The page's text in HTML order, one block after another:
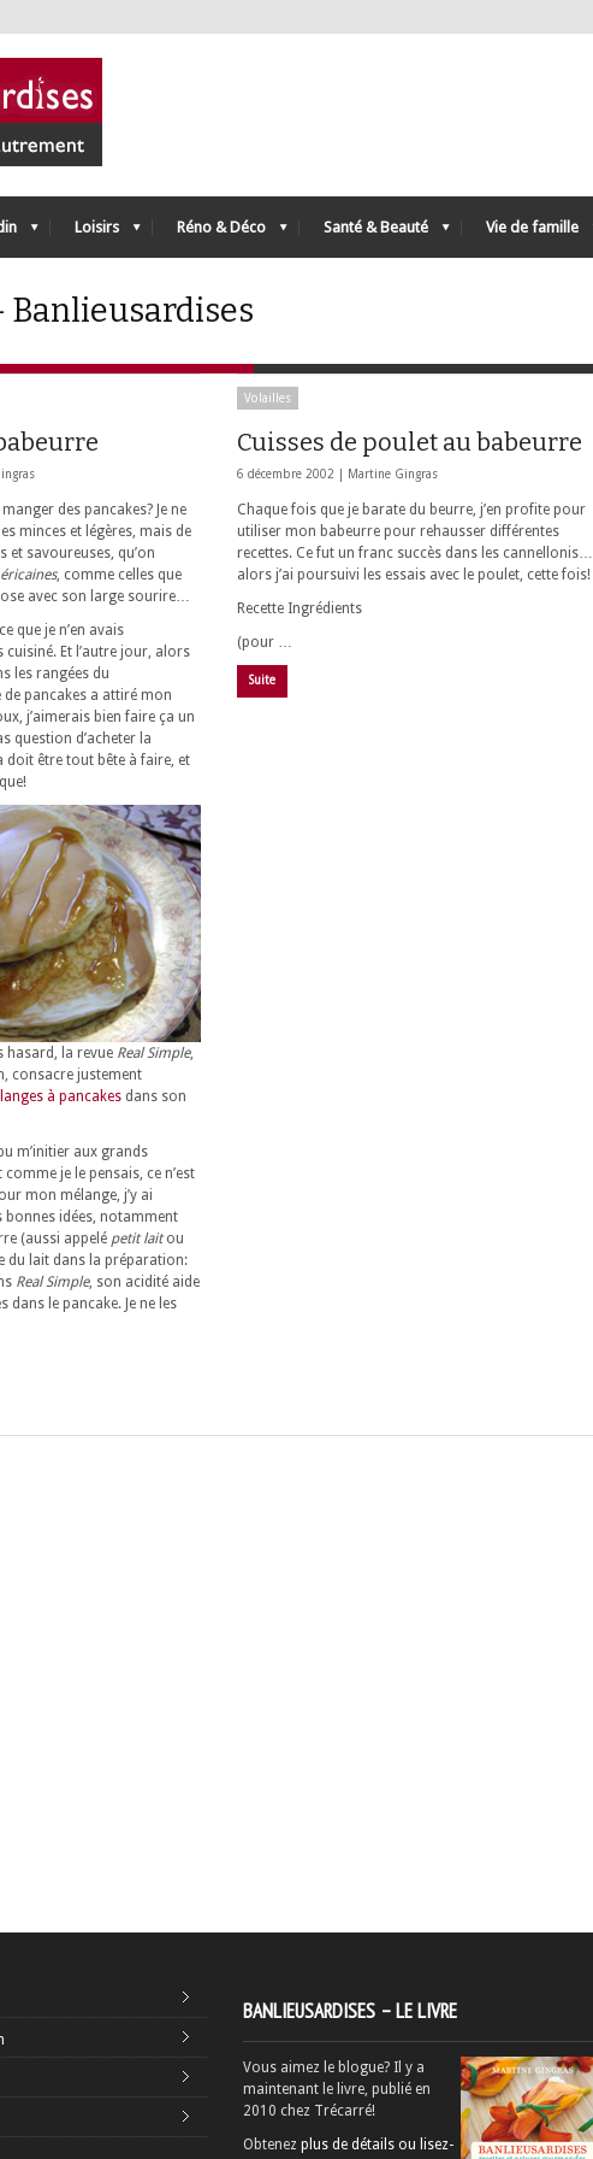
Loisirs Réno & Déco Santé & Beauté Vie de famille
Banlieusardises
des pancakes? Je ne
minces et légères, mais de
et savoureuses, qu’on
, comme celles que
avec son large sourire…
que je n’en avais
Et l’autre jour, alors
les rangées du
pancakes a attiré mon
j’aimerais bien faire ça un
question d’acheter la
doit être tout bête à faire, et
hasard, la revue Real Simple,
consacre justement
à pancakes dans son
m’initier aux grands
je le pensais, ce n’est
mon mélange, j’y ai
bonnes idées, notamment
(aussi appelé petit laitou
du lait dans la préparation:
Real Simple, son acidité aide
dans le pancake. Je ne les
Volailles
Cuisses de poulet au babeurre
6 décembre 2002 | Martine Gingras
Chaque fois que je barate du beurre, j’en profite pour
utiliser mon babeurre pour rehausser différentes
recettes. Ce fut un franc succès dans les cannellonis…
alors j’ai poursuivi les essais avec le poulet, cette fois!
Recette Ingrédients
(pour …
Suite
BANLIEUSARDISES – LE LIVRE
Vous aimez le blogue? Il y a
maintenant le livre, publié en
2010 chez Trécarré!
Obtenez plus de détails ou lisez-